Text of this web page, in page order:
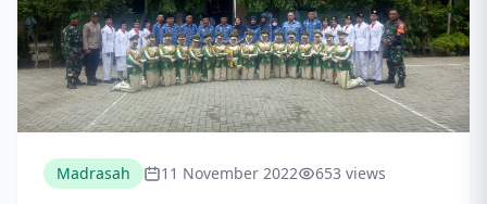
Madrasah 11 November 2022 653 views